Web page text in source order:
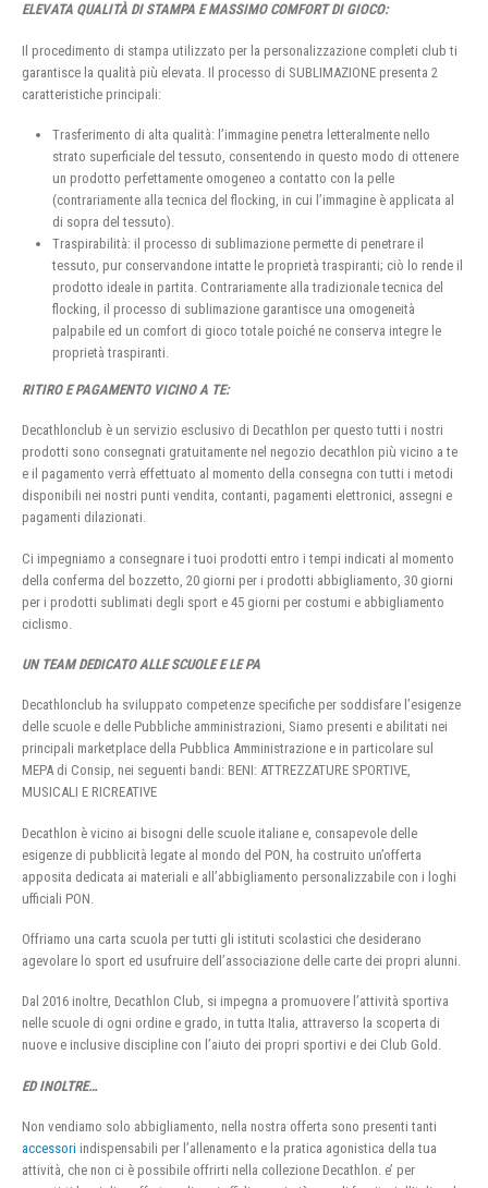
ELEVATA QUALITÀ DI STAMPA E MASSIMO COMFORT DI GIOCO:
Il procedimento di stampa utilizzato per la personalizzazione completi club ti
garantisce la qualità più elevata. Il processo di SUBLIMAZIONE presenta 2
caratteristiche principali:
Trasferimento di alta qualità: l’immagine penetra letteralmente nello
strato superficiale del tessuto, consentendo in questo modo di ottenere
un prodotto perfettamente omogeneo a contatto con la pelle
(contrariamente alla tecnica del flocking, in cui l’immagine è applicata al
di sopra del tessuto).
Traspirabilità: il processo di sublimazione permette di penetrare il
tessuto, pur conservandone intatte le proprietà traspiranti; ciò lo rende il
prodotto ideale in partita. Contrariamente alla tradizionale tecnica del
flocking, il processo di sublimazione garantisce una omogeneità
palpabile ed un comfort di gioco totale poiché ne conserva integre le
proprietà traspiranti.
RITIRO E PAGAMENTO VICINO A TE:
Decathlonclub è un servizio esclusivo di Decathlon per questo tutti i nostri
prodotti sono consegnati gratuitamente nel negozio decathlon più vicino a te
e il pagamento verrà effettuato al momento della consegna con tutti i metodi
disponibili nei nostri punti vendita, contanti, pagamenti elettronici, assegni e
pagamenti dilazionati.
Ci impegniamo a consegnare i tuoi prodotti entro i tempi indicati al momento
della conferma del bozzetto, 20 giorni per i prodotti abbigliamento, 30 giorni
per i prodotti sublimati degli sport e 45 giorni per costumi e abbigliamento
ciclismo.
UN TEAM DEDICATO ALLE SCUOLE E LE PA
Decathlonclub ha sviluppato competenze specifiche per soddisfare l’esigenze
delle scuole e delle Pubbliche amministrazioni, Siamo presenti e abilitati nei
principali marketplace della Pubblica Amministrazione e in particolare sul
MEPA di Consip, nei seguenti bandi: BENI: ATTREZZATURE SPORTIVE,
MUSICALI E RICREATIVE
Decathlon è vicino ai bisogni delle scuole italiane e, consapevole delle
esigenze di pubblicità legate al mondo del PON, ha costruito un’offerta
apposita dedicata ai materiali e all’abbigliamento personalizzabile con i loghi
ufficiali PON.
Offriamo una carta scuola per tutti gli istituti scolastici che desiderano
agevolare lo sport ed usufruire dell’associazione delle carte dei propri alunni.
Dal 2016 inoltre, Decathlon Club, si impegna a promuovere l’attività sportiva
nelle scuole di ogni ordine e grado, in tutta Italia, attraverso la scoperta di
nuove e inclusive discipline con l’aiuto dei propri sportivi e dei Club Gold.
ED INOLTRE…
Non vendiamo solo abbigliamento, nella nostra offerta sono presenti tanti
accessori indispensabili per l’allenamento e la pratica agonistica della tua
attività, che non ci è possibile offrirti nella collezione Decathlon. e’ per